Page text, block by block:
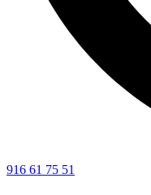
916 61 75 51